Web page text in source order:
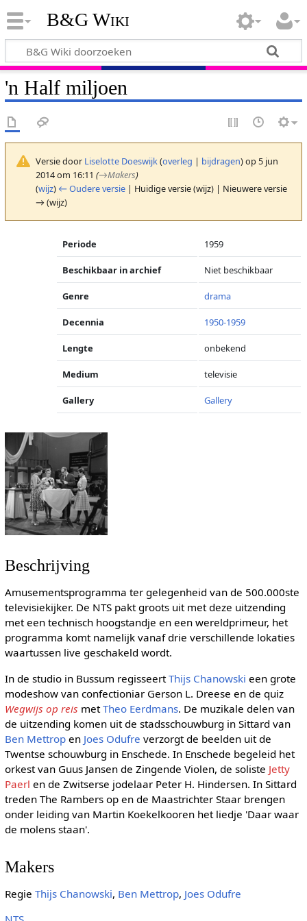
B&G Wiki
'n Half miljoen
Versie door Liselotte Doeswijk(overleg | bijdragen)op 5 jun
2014 om 16:11 (→Makers)
(wijz) ← Oudere versie| Huidige versie (wijz) | Nieuwere versie
→ (wijz)
Periode 1959
Beschikbaar in archief Niet beschikbaar
Genre drama
Decennia 1950-1959
Lengte onbekend
Medium televisie
Gallery Gallery
Beschrijving
Amusementsprogramma ter gelegenheid van de 500.000ste
televisiekijker. De NTS pakt groots uit met deze uitzending
met een technisch hoogstandje en een wereldprimeur, het
programma komt namelijk vanaf drie verschillende lokaties
waartussen live geschakeld wordt.
In de studio in Bussum regisseertThijs Chanowski een grote
modeshow van confectioniar Gerson L. Dreese en de quiz
Wegwijs op reis metTheo Eerdmans. De muzikale delen van
de uitzending komen uit de stadsschouwburg in Sittard van
Ben Mettropen Joes Odufre verzorgt de beelden uit de
Twentse schouwburg in Enschede. In Enschede begeleid het
orkest van Guus Jansen de Zingende Violen, de soliste Jetty
Paerl en de Zwitserse jodelaar Peter H. Hindersen. In Sittard
treden The Rambers op en de Maastrichter Staar brengen
onder leiding van Martin Koekelkooren het liedje 'Daar waar
de molens staan'.
Makers
Regie Thijs Chanowski, Ben Mettrop, Joes Odufre